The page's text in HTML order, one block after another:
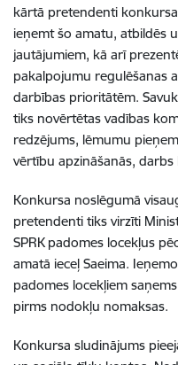
kārtā pretendenti
ieņemt šo amatu, atbildēs
jautājumiem, kā arī
pakalpojumu regulēšanas
darbības prioritātēm.
tiks novērtētas vadības
redzējums, lēmumu
vērtību apzināšanās, darbs
Konkursa noslēgumā
pretendenti tiks virzīti
SPRK padomes locekļus
amatā ieceļ Saeima.
padomes locekļiem
pirms nodokļu nomaksas.
Konkursa sludinājums